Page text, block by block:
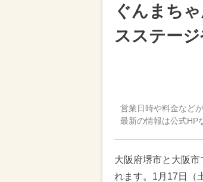
ぐんまち
スステー
営業日時や料金など
最新の情報は公式HP
大阪府堺市と大阪
れます。1月17日（